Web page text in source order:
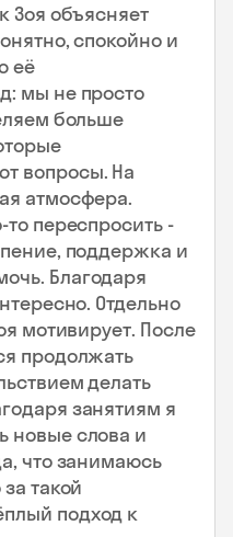
Зоя объясняет
спокойно и
её
мы не просто
больше
вопросы. На
атмосфера.
переспросить -
поддержка и
Благодаря
Отдельно
мотивирует. После
продолжать
делать
занятиям я
новые слова и
что занимаюсь
такой
подход к